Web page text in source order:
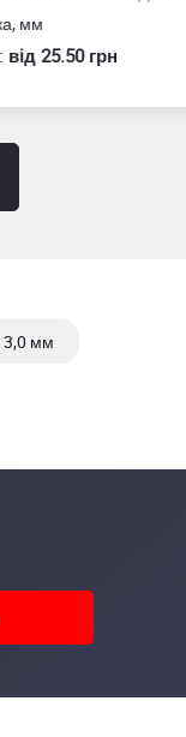
5,0
Товщина
Ціна:
3,0 мм